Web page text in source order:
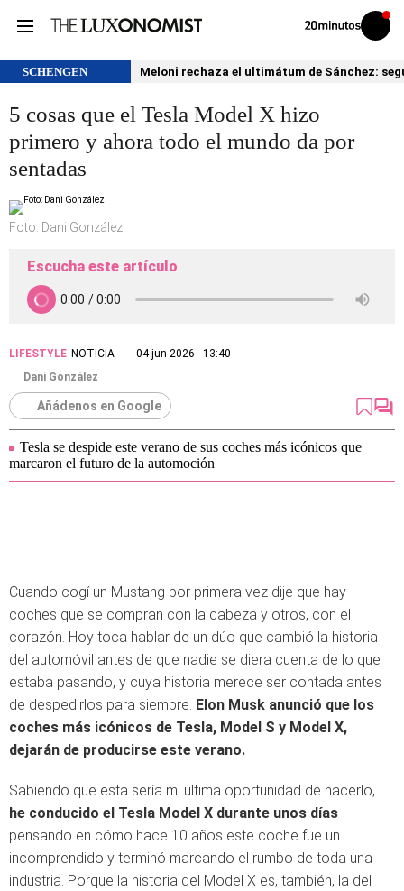
Volver
Iniciar
sesión
SCHENGEN Meloni rechaza el ultimátum de Sánchez:
5 cosas que el Tesla Model X hizo
primero y ahora todo el mundo da por
sentadas
Foto: Dani González
Escucha este artículo
LIFESTYLE NOTICIA
04 jun 2026 - 13:40
Dani González
Añádenos en Google
Tesla se despide este verano de sus coches más icónicos que
marcaron el futuro de la automoción
Cuando cogí un Mustang por primera vez dije que hay
coches que se compran con la cabeza y otros, con el
corazón. Hoy toca hablar de un dúo que cambió la historia
del automóvil antes de que nadie se diera cuenta de lo que
estaba pasando, y cuya historia merece ser contada antes
de despedirlos para siempre. Elon Musk anunció que los
coches más icónicos de Tesla, Model S y Model X,
dejarán de producirse este verano.
Sabiendo que esta sería mi última oportunidad de hacerlo,
he conducido el Tesla Model X durante unos días
pensando en cómo hace 10 años este coche fue un
incomprendido y terminó marcando el rumbo de toda una
industria. Porque la historia del Model X es, también, la del